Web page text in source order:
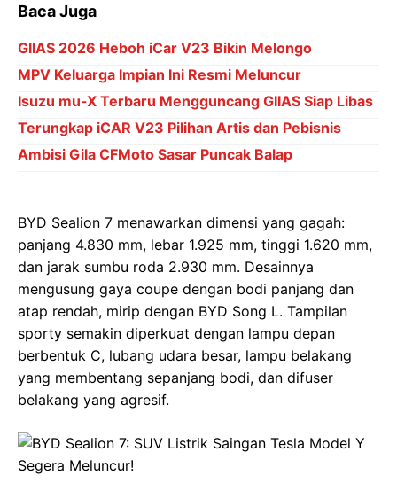
Baca Juga
GIIAS 2026 Heboh iCar V23 Bikin Melongo
MPV Keluarga Impian Ini Resmi Meluncur
Isuzu mu-X Terbaru Mengguncang GIIAS Siap Libas
Terungkap iCAR V23 Pilihan Artis dan Pebisnis
Ambisi Gila CFMoto Sasar Puncak Balap
BYD Sealion 7 menawarkan dimensi yang gagah:
panjang 4.830 mm, lebar 1.925 mm, tinggi 1.620 mm,
dan jarak sumbu roda 2.930 mm. Desainnya
mengusung gaya coupe dengan bodi panjang dan
atap rendah, mirip dengan BYD Song L. Tampilan
sporty semakin diperkuat dengan lampu depan
berbentuk C, lubang udara besar, lampu belakang
yang membentang sepanjang bodi, dan difuser
belakang yang agresif.